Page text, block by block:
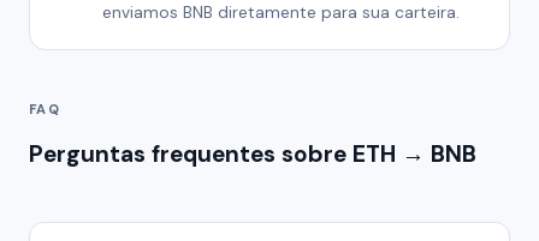
enviamos BNB diretamente para sua carteira.
FAQ
Perguntas frequentes sobre ETH → BNB